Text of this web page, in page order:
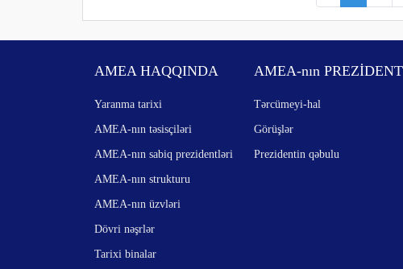
AMEA HAQQINDA
Yaranma tarixi
AMEA-nın təsisçiləri
AMEA-nın sabiq prezidentləri
AMEA-nın strukturu
AMEA-nın üzvləri
Dövri nəşrlər
Tarixi binalar
AMEA-nın
Tərcümeyi-hal
Görüşlər
Prezidentin qəbulu